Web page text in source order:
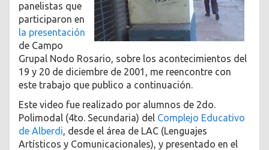
panelistas que
participaron en
la presentación
de Campo
Grupal Nodo Rosario, sobre los acontecimientos del
19 y 20 de diciembre de 2001, me reencontre con
este trabajo que publico a continuación.
Este video fue realizado por alumnos de 2do.
Polimodal (4to. Secundaria) del Complejo Educativo
de Alberdi, desde el área de LAC (Lenguajes
Artísticos y Comunicacionales), y presentado en el